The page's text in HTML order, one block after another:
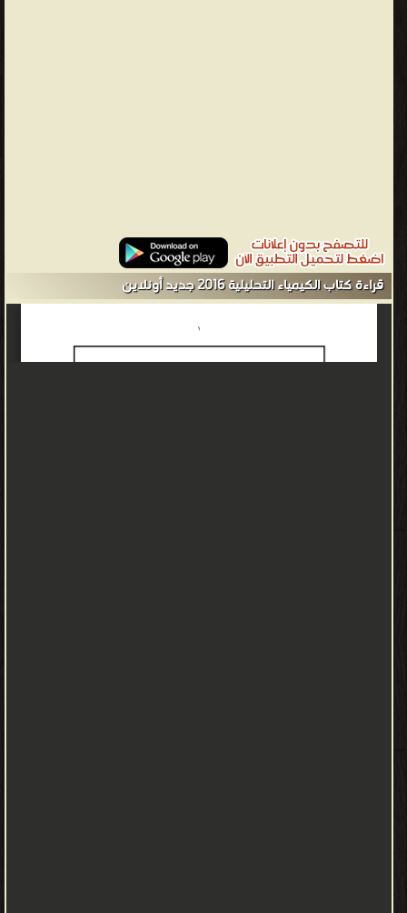
قراءة كتاب الكيمياء التحليلية 2016 جديد أونلاين